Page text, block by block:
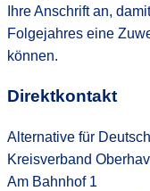
Ihre Anschrift an,
Folgejahres eine
können.
Direktkontakt
Alternative für
Kreisverband
Am Bahnhof 1